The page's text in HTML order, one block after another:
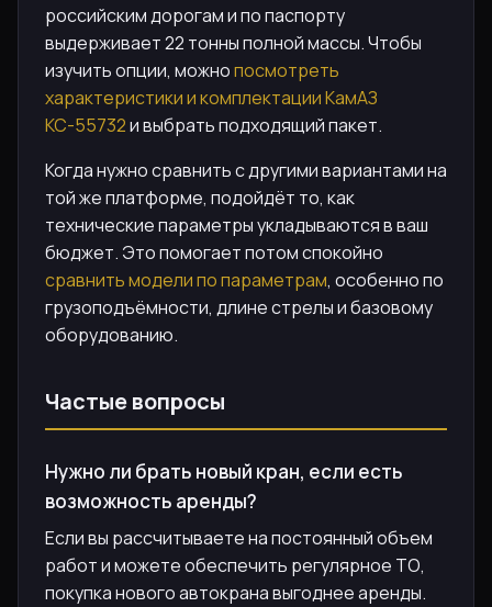
российским дорогам и по паспорту
выдерживает 22 тонны полной массы. Чтобы
изучить опции, можнопосмотреть
характеристики и комплектации КамАЗ
КС-55732и выбрать подходящий пакет.
Когда нужно сравнить с другими вариантами на
той же платформе, подойдёт то, как
технические параметры укладываются в ваш
бюджет. Это помогает потом спокойно
сравнить модели по параметрам, особенно по
грузоподъёмности, длине стрелы и базовому
оборудованию.
Частые вопросы
Нужно ли брать новый кран, если есть
возможность аренды?
Если вы рассчитываете на постоянный объем
работ и можете обеспечить регулярное ТО,
покупка нового автокрана выгоднее аренды.